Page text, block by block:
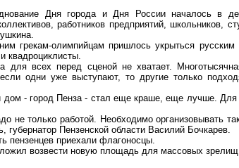
Дня города и Дня России началось в
работников предприятий, школьников,
грекам-олимпийцам пришлось укрыться
квадроциклисты.
для всех перед сценой не хватает.
одни уже выступают, то другие только
- город Пенза - стал еще краше, еще лучше. Для
не только работой. Необходимо организовывать
губернатор Пензенской области Василий Бочкарев.
пензенцев приехали флагоносцы.
возвести новую площадь для массовых